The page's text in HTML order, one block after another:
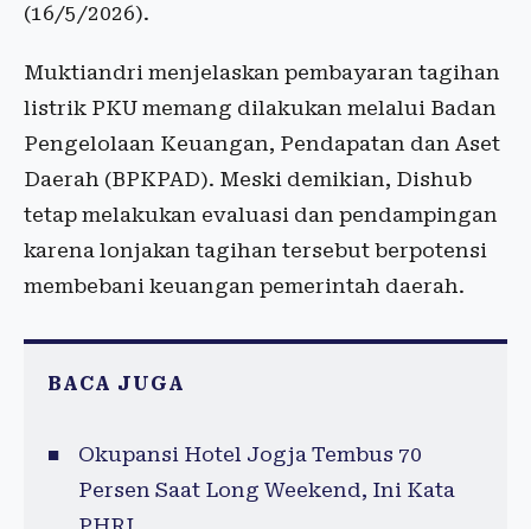
(16/5/2026).
Muktiandri menjelaskan pembayaran tagihan
listrik PKU memang dilakukan melalui Badan
Pengelolaan Keuangan, Pendapatan dan Aset
Daerah (BPKPAD). Meski demikian, Dishub
tetap melakukan evaluasi dan pendampingan
karena lonjakan tagihan tersebut berpotensi
membebani keuangan pemerintah daerah.
BACA JUGA
Okupansi Hotel Jogja Tembus 70
Persen Saat Long Weekend, Ini Kata